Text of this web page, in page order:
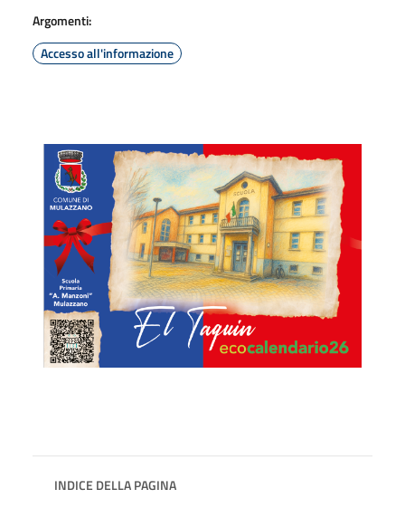
Argomenti:
Accesso all'informazione
INDICE DELLA PAGINA